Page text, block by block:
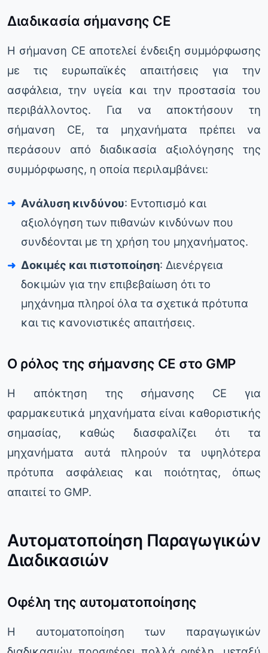
Διαδικασία σήμανσης CE
Η σήμανση CE αποτελεί ένδειξη συμμόρφωσης
με τις ευρωπαϊκές απαιτήσεις για την
ασφάλεια, την υγεία και την προστασία του
περιβάλλοντος. Για να αποκτήσουν τη
σήμανση CE, τα μηχανήματα πρέπει να
περάσουν από διαδικασία αξιολόγησης της
συμμόρφωσης, η οποία περιλαμβάνει:
Ανάλυση κινδύνου: Εντοπισμό και
αξιολόγηση των πιθανών κινδύνων που
συνδέονται με τη χρήση του μηχανήματος.
Δοκιμές και πιστοποίηση: Διενέργεια
δοκιμών για την επιβεβαίωση ότι το
μηχάνημα πληροί όλα τα σχετικά πρότυπα
και τις κανονιστικές απαιτήσεις.
Ο ρόλος της σήμανσης CE στο GMP
Η απόκτηση της σήμανσης CE για
φαρμακευτικά μηχανήματα είναι καθοριστικής
σημασίας, καθώς διασφαλίζει ότι τα
μηχανήματα αυτά πληρούν τα υψηλότερα
πρότυπα ασφάλειας και ποιότητας, όπως
απαιτεί το GMP.
Αυτοματοποίηση Παραγωγικών
Διαδικασιών
Οφέλη της αυτοματοποίησης
Η αυτοματοποίηση των παραγωγικών